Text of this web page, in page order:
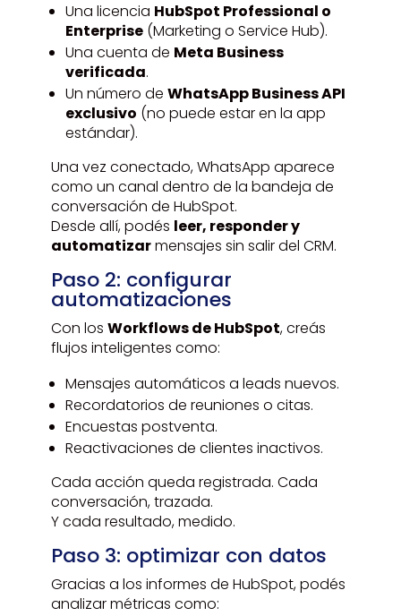
Una licencia HubSpot Professional o
Enterprise(Marketing o Service Hub).
Una cuenta de Meta Business
verificada.
Un número de WhatsApp Business API
exclusivo (no puede estar en la app
estándar).
Una vez conectado, WhatsApp aparece
como un canal dentro de la bandeja de
conversación de HubSpot.
Desde allí, podés leer, responder y
automatizarmensajes sin salir del CRM.
Paso 2: configurar
automatizaciones
Con los Workflows de HubSpot, creás
flujos inteligentes como:
Mensajes automáticos a leads nuevos.
Recordatorios de reuniones o citas.
Encuestas postventa.
Reactivaciones de clientes inactivos.
Cada acción queda registrada. Cada
conversación, trazada.
Y cada resultado, medido.
Paso 3: optimizar con datos
Gracias a los informes de HubSpot, podés
analizar métricas como: